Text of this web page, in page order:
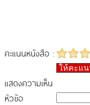
คะแนนหนังสือ :
ให้คะแ
แสดงความเห็น
หัวข้อ